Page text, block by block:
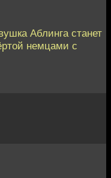
Аблинга станет
немцами с